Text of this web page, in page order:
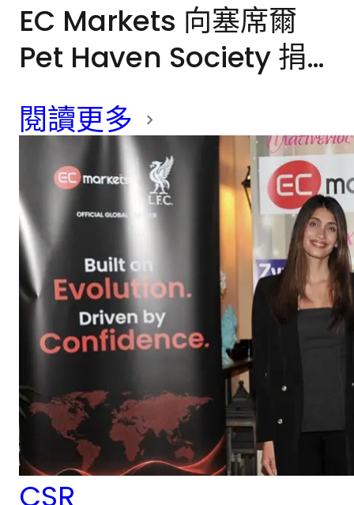
EC Markets 向塞席爾
Pet Haven Society 捐贈
了 7,500 美元，以協助
擴建弱勢犬隻的犬舍空
間。在 6 月 26 日參觀收
容所期間，執行長
Matthew Smith 親自遞
交捐款，並與慈善機構的
負責人及其照顧的動物會
面。當時，執行長
Matthew Smith 也回顧
了 EC Markets 長期以來
對於支持其營運社區的承
諾：「我們非常熱愛這座
閱讀更多